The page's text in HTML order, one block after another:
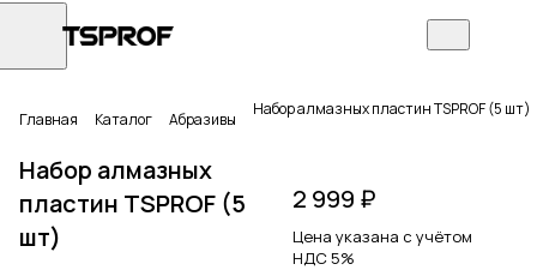
Главная Каталог Абразивы Набор алмазных пластин TSPROF (5 шт)
Набор алмазных
пластин TSPROF (5
шт)
2 999 ₽
Цена указана с учётом
НДС 5%